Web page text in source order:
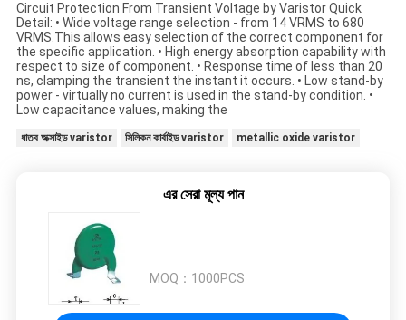
Circuit Protection From Transient Voltage by Varistor Quick
Detail: • Wide voltage range selection - from 14 VRMS to 680
VRMS.This allows easy selection of the correct component for
the specific application. • High energy absorption capability with
respect to size of component. • Response time of less than 20
ns, clamping the transient the instant it occurs. • Low stand-by
power - virtually no current is used in the stand-by condition. •
Low capacitance values, making the
ধাতব অক্সাইড varistor সিলিকন কার্বাইড varistor metallic oxide varistor
এর সেরা মূল্য পান
MOQ： 1000PCS